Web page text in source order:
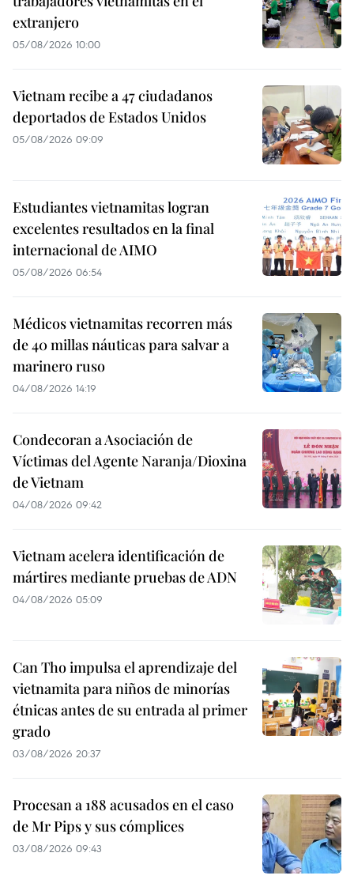
extranjero
05/08/2026 10:00
Vietnam recibe a 47 ciudadanos
deportados de Estados Unidos
05/08/2026 09:09
Estudiantes vietnamitas logran
excelentes resultados en la final
internacional de AIMO
05/08/2026 06:54
Médicos vietnamitas recorren más
de 40 millas náuticas para salvar a
marinero ruso
04/08/2026 14:19
Condecoran a Asociación de
Víctimas del Agente Naranja/Dioxina
de Vietnam
04/08/2026 09:42
Vietnam acelera identificación de
mártires mediante pruebas de ADN
04/08/2026 05:09
Can Tho impulsa el aprendizaje del
vietnamita para niños de minorías
étnicas antes de su entrada al primer
grado
03/08/2026 20:37
Procesan a 188 acusados en el caso
de Mr Pips y sus cómplices
03/08/2026 09:43